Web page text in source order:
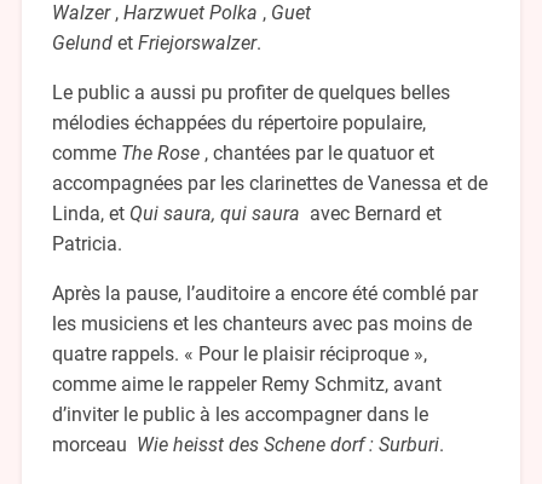
Walzer, Harzwuet Polka , Guet
Gelundet Friejorswalzer.
Le public a aussi pu profiter de quelques belles
mélodies échappées du répertoire populaire,
comme The Rose, chantées par le quatuor et
accompagnées par les clarinettes de Vanessa et de
Linda, et Qui saura, qui saura avec Bernard et
Patricia.
Après la pause, l’auditoire a encore été comblé par
les musiciens et les chanteurs avec pas moins de
quatre rappels. « Pour le plaisir réciproque »,
comme aime le rappeler Remy Schmitz, avant
d’inviter le public à les accompagner dans le
morceau Wie heisst des Schene dorf : Surburi.